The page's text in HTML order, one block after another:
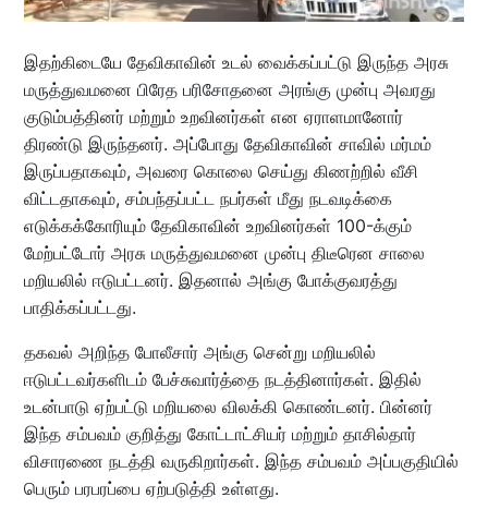
இதற்கிடையே தேவிகாவின் உடல் வைக்கப்பட்டு இருந்த அரசு
மருத்துவமனை பிரேத பரிசோதனை அரங்கு முன்பு அவரது
குடும்பத்தினர் மற்றும் உறவினர்கள் என ஏராளமானோர்
திரண்டு இருந்தனர். அப்போது தேவிகாவின் சாவில் மர்மம்
இருப்பதாகவும், அவரை கொலை செய்து கிணற்றில் வீசி
விட்டதாகவும், சம்பந்தப்பட்ட நபர்கள் மீது நடவடிக்கை
எடுக்கக்கோரியும் தேவிகாவின் உறவினர்கள் 100-க்கும்
மேற்பட்டோர் அரசு மருத்துவமனை முன்பு திடீரென சாலை
மறியலில் ஈடுபட்டனர். இதனால் அங்கு போக்குவரத்து
பாதிக்கப்பட்டது.
தகவல் அறிந்த போலீசார் அங்கு சென்று மறியலில்
ஈடுபட்டவர்களிடம் பேச்சுவார்த்தை நடத்தினார்கள். இதில்
உடன்பாடு ஏற்பட்டு மறியலை விலக்கி கொண்டனர். பின்னர்
இந்த சம்பவம் குறித்து கோட்டாட்சியர் மற்றும் தாசில்தார்
விசாரணை நடத்தி வருகிறார்கள். இந்த சம்பவம் அப்பகுதியில்
பெரும் பரபரப்பை ஏற்படுத்தி உள்ளது.